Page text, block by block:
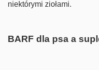
niektórymi ziołami.
BARF dla psa a